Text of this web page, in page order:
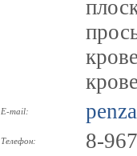
E-mail:
Телефон: 8-